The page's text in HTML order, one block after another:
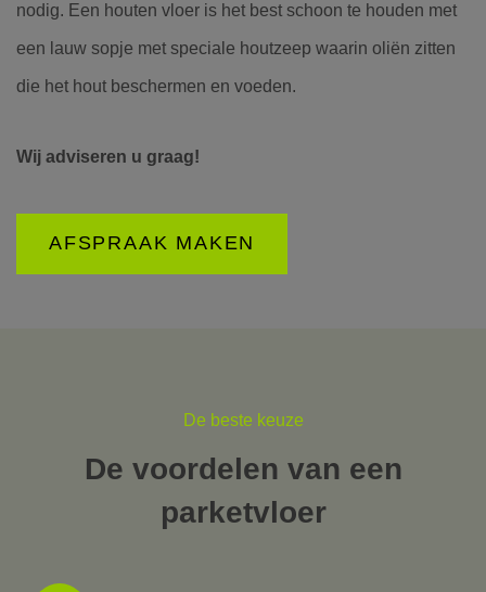
nodig. Een houten vloer is het best schoon te houden met
een lauw sopje met speciale houtzeep waarin oliën zitten
die het hout beschermen en voeden.
Wij adviseren u graag!
AFSPRAAK MAKEN
De beste keuze
De voordelen van een
parketvloer